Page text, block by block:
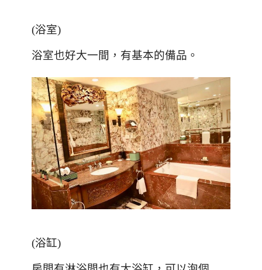
(浴室)
浴室也好大一間，有基本的備品。
(浴缸)